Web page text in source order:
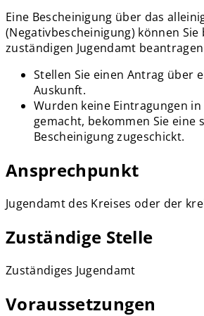
Eine Bescheinigung über das
(Negativbescheinigung) können Sie
zuständigen Jugendamt
Stellen Sie einen Antrag über
Auskunft.
Wurden keine Eintragungen
gemacht, bekommen Sie eine
Bescheinigung zugeschickt.
Ansprechpunkt
Jugendamt des Kreises oder der
Zuständige Stelle
Zuständiges Jugendamt
Voraussetzungen